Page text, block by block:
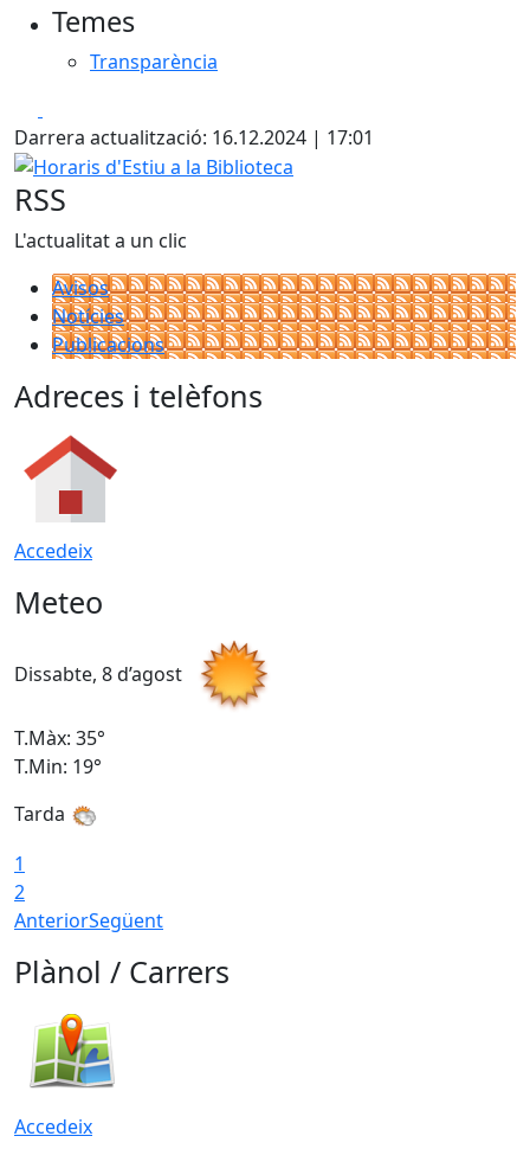
Temes
Transparència
Darrera actualització: 16.12.2024 | 17:01
Horaris d'Estiu a la Biblioteca
RSS
L'actualitat a un clic
Avisos
Notícies
Publicacions
Adreces i telèfons
Accedeix
Meteo
Dissabte, 8 d’agost
T.Màx: 35°
T.Min: 19°
Tarda
1
2
AnteriorSegüent
Plànol / Carrers
Accedeix